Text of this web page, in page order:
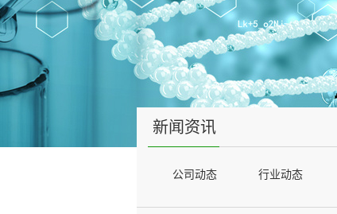
新闻资讯
公司动态 行业动态